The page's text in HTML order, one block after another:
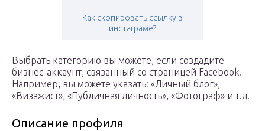
Как скопировать ссылку в
инстаграме?
Выбрать категорию вы можете, если создадите
бизнес-аккаунт, связанный со страницей Facebook.
Например, вы можете указать: «Личный блог»,
«Визажист», «Публичная личность», «Фотограф» и т.д.
Описание профиля